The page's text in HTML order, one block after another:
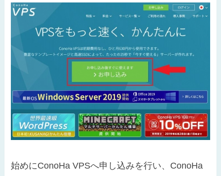
始めにConoHa VPSへ申し込みを行い、ConoHa